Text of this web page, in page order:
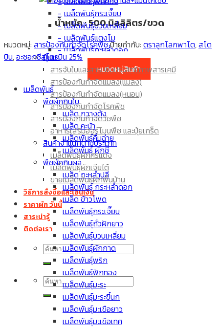
เมล็ดพันธุ์กระเจี๊ยบ
เมล็ดพันธุ์บวบเหลี่ยม
เมล็ดพันธุ์แตงโม
เมล็ดพันธุ์กะหล่ำดอก
เมล็ดพันธุ์มะเขือเทศ
เมล็ดพันธุ์ผักกาด
เมล็ดพันธุ์มะเขือยาว
เมล็ด ข้าวโพด
เมล็ดพันธุ์มะระขี้นก
เมล็ดพันธุ์มะระ
เมล็ดพันธุ์มะละกอ
เมล็ดพันธุ์มะเขือเปราะ
เมล็ด กะหล่ำปลี
ปุ๋ยยา
สารจับใบและสารเพิ่มประสิทธิภาพสารเคมี
สารป้องกันกำจัดแมลง(แมลง)
สารป้องกันกำจัดแมลง(หนอน)
สารป้องกันกำจัดโรคพืช
สารป้องกันกำจัดวัชพืช
อาหารเสริมฮอร์โมนพืช และปุ๋ยเกร็ด
สินค้าจำแนกตามประเภท
เมล็ดพันธุ์ผักศรแดง
เมล็ดพันธุ์ผักเจียไต๋
ขายเมล็ดพันธุ์ผักพื้นบ้าน
วิธีการสั่งซื้อและโอนเงิน
ราคาผัก วันนี้
สาระน่ารู้
ติดต่อเรา
ค้นหา:
ค้นหา:
น้ำหนัก : 500 มิลลิลิตร/ขวด
หมวดหมู่: สารป้องกันกำจัดโรคพืชป้ายกำกับ: ตราลูกโลกพาโต,สโต
บิน,อะซอกซีสโตรบิน 25%
หมวดหมู่สินค้า
เมล็ดพันธุ์
พืชผักกินใบ
เมล็ด กวางตุ้ง
เมล็ด คะน้า
เมล็ดพันธุ์คื่นฉ่าย
เมล็ดพันธุ์ ผักชี
พืชผักกินผล
เมล็ด กะหล่ำปลี
เมล็ดพันธุ์ กระหล่ำดอก
เมล็ด ข้าวโพด
เมล็ดพันธุ์กระเจี๊ยบ
เมล็ดพันธุ์ถั่วฝักยาว
เมล็ดพันธุ์บวบเหลี่ยม
เมล็ดพันธุ์ผักกาด
เมล็ดพันธุ์พริก
เมล็ดพันธุ์ฟักทอง
เมล็ดพันธุ์มะระ
เมล็ดพันธุ์มะระขี้นก
เมล็ดพันธุ์มะเขือยาว
เมล็ดพันธุ์มะเขือเทศ